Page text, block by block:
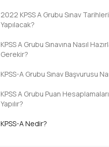
2022 KPSS A Grubu Sınav
Yapılacak?
KPSS A Grubu Sınavına Nasıl
Gerekir?
KPSS-A Grubu Sınav Başvurusu
KPSS A Grubu Puan
Yapılır?
KPSS-A Nedir?